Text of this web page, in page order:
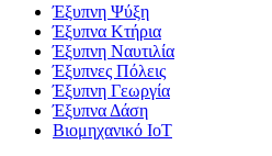
Έξυπνη Ψύξη
Έξυπνα Κτήρια
Έξυπνη Ναυτιλία
Έξυπνες Πόλεις
Έξυπνη Γεωργία
Έξυπνα Δάση
Βιομηχανικό IoT